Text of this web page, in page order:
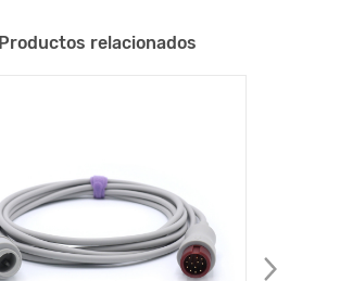
Productos relacionados